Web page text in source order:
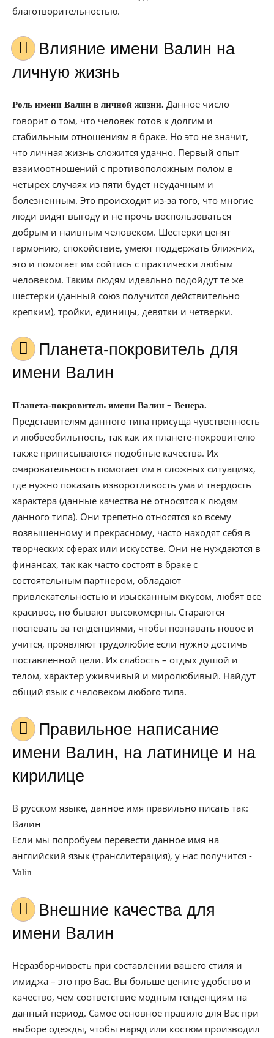
благотворительностью.
Влияние имени Валин на
личную жизнь
Роль имени Валин в личной жизни. Данное число
говорит о том, что человек готов к долгим и
стабильным отношениям в браке. Но это не значит,
что личная жизнь сложится удачно. Первый опыт
взаимоотношений с противоположным полом в
четырех случаях из пяти будет неудачным и
болезненным. Это происходит из-за того, что многие
люди видят выгоду и не прочь воспользоваться
добрым и наивным человеком. Шестерки ценят
гармонию, спокойствие, умеют поддержать ближних,
это и помогает им сойтись с практически любым
человеком. Таким людям идеально подойдут те же
шестерки (данный союз получится действительно
крепким), тройки, единицы, девятки и четверки.
Планета-покровитель для
имени Валин
Планета-покровитель имени Валин – Венера.
Представителям данного типа присуща чувственность
и любвеобильность, так как их планете-покровителю
также приписываются подобные качества. Их
очаровательность помогает им в сложных ситуациях,
где нужно показать изворотливость ума и твердость
характера (данные качества не относятся к людям
данного типа). Они трепетно относятся ко всему
возвышенному и прекрасному, часто находят себя в
творческих сферах или искусстве. Они не нуждаются в
финансах, так как часто состоят в браке с
состоятельным партнером, обладают
привлекательностью и изысканным вкусом, любят все
красивое, но бывают высокомерны. Стараются
поспевать за тенденциями, чтобы познавать новое и
учится, проявляют трудолюбие если нужно достичь
поставленной цели. Их слабость – отдых душой и
телом, характер уживчивый и миролюбивый. Найдут
общий язык с человеком любого типа.
Правильное написание
имени Валин, на латинице и на
кирилице
В русском языке, данное имя правильно писать так:
Валин
Если мы попробуем перевести данное имя на
английский язык (транслитерация), у нас получится -
Valin
Внешние качества для
имени Валин
Неразборчивость при составлении вашего стиля и
имиджа – это про Вас. Вы больше цените удобство и
качество, чем соответствие модным тенденциям на
данный период. Самое основное правило для Вас при
выборе одежды, чтобы наряд или костюм производил